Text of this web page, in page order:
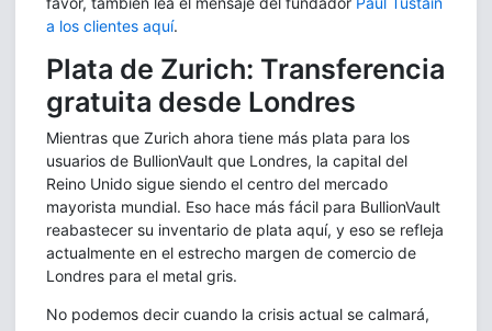
a los clientes aquí.
Plata de Zurich: Transferencia
gratuita desde Londres
Mientras que Zurich ahora tiene más plata para los
usuarios de BullionVault que Londres, la capital del
Reino Unido sigue siendo el centro del mercado
mayorista mundial. Eso hace más fácil para BullionVault
reabastecer su inventario de plata aquí, y eso se refleja
actualmente en el estrecho margen de comercio de
Londres para el metal gris.
No podemos decir cuando la crisis actual se calmará,